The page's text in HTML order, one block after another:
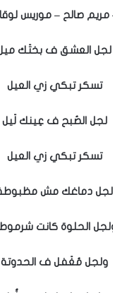
مريم صالح – موريس لوقا
لجل العشق ف بختَك
تسكر تبكي زي العيل
لجل الصُبح ف عِينك لَيل
تسكر تبكي زي العيل
لجل دماغك مش
الحلوة كانت
ولجل مُغَفل ف الحدوتة